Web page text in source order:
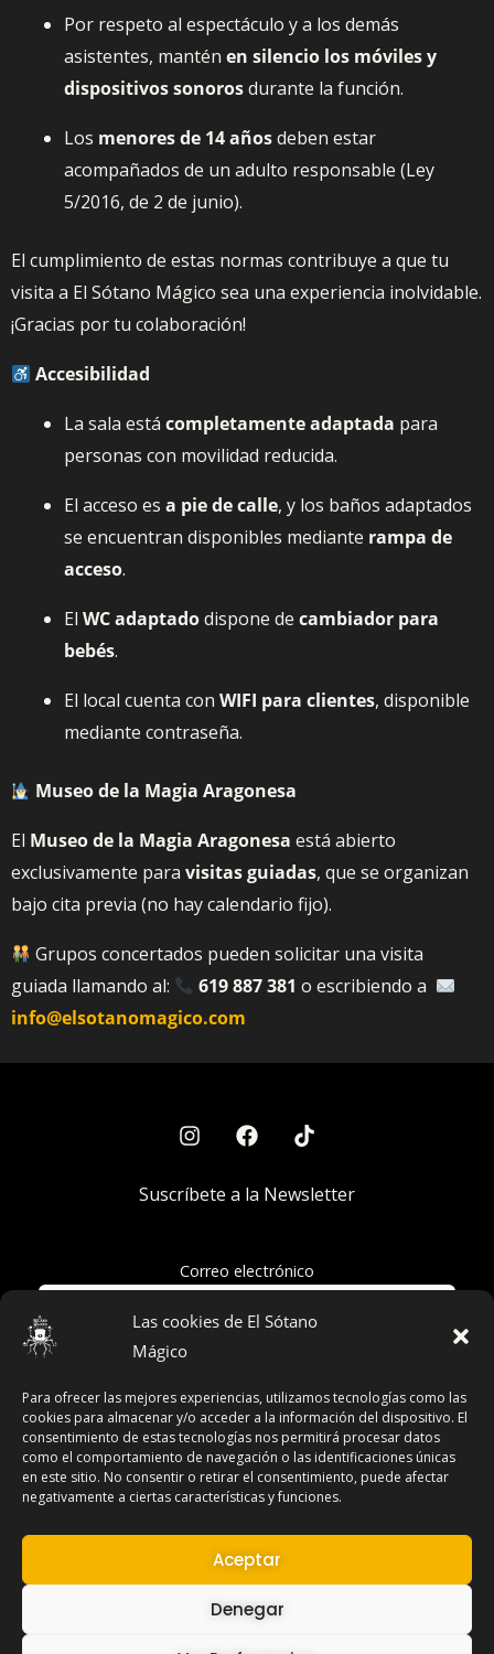
Las cookies de El Sótano
Mágico
Para ofrecer las mejores experiencias, utilizamos tecnologías como las
cookies para almacenar y/o acceder a la información del dispositivo. El
consentimiento de estas tecnologías nos permitirá procesar datos
como el comportamiento de navegación o las identificaciones únicas
en este sitio. No consentir o retirar el consentimiento, puede afectar
negativamente a ciertas características y funciones.
Aceptar
Denegar
Por respeto al espectáculo y a los demás
asistentes, mantén en silencio los móviles y
dispositivos sonorosdurante la función.
Los menores de 14 añosdeben estar
acompañados de un adulto responsable (Ley
5/2016, de 2 de junio).
El cumplimiento de estas normas contribuye a que tu
visita a El Sótano Mágico sea una experiencia inolvidable.
¡Gracias por tu colaboración!
Accesibilidad
La sala está completamente adaptada para
personas con movilidad reducida.
El acceso es a pie de calle, y los baños adaptados
se encuentran disponibles mediante rampa de
acceso.
El WC adaptadodispone de cambiador para
bebés.
El local cuenta con WIFI para clientes, disponible
mediante contraseña.
Museo de la Magia Aragonesa
El Museo de la Magia Aragonesa está abierto
exclusivamente para visitas guiadas, que se organizan
bajo cita previa (no hay calendario fijo).
Grupos concertados pueden solicitar una visita
guiada llamando al:
619 887 381 o escribiendo a
info@elsotanomagico.com
Suscríbete a la Newsletter
Correo electrónico
Acepto la política de privacidad
Términos y Condiciones
Contacto